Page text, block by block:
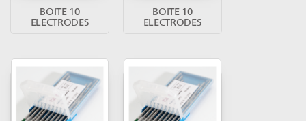
BOITE 10
ELECTRODES
BOITE 10
ELECTRODES